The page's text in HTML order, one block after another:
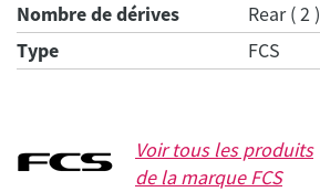
Nombre de dérives
Rear ( 2 )
Type
FCS
Voir tous les produits
de la marqueFCS